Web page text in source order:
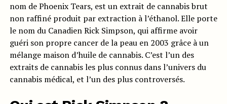
nom de Phoenix Tears, est un extrait de cannabis brut
non raffiné produit par extraction à l’éthanol. Elle porte
le nom du Canadien Rick Simpson, qui affirme avoir
guéri son propre cancer de la peau en 2003 grâce à un
mélange maison d’huile de cannabis. C’est l’un des
extraits de cannabis les plus connus dans l’univers du
cannabis médical, et l’un des plus controversés.